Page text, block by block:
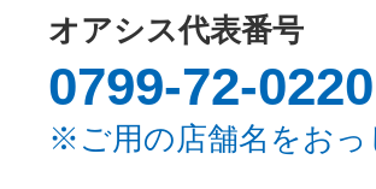
オアシス代表番号
0799-72-0220
※ご用の店舗名をお